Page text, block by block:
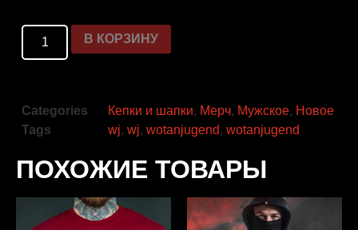
В КОРЗИНУ
Categories Кепки и шапки, Мерч, Мужское, Новое
Tags
wj,wj,wotanjugend,wotanjugend
ПОХОЖИЕ ТОВАРЫ